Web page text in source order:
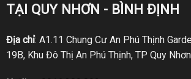
TẠI QUY NHƠN - BÌNH ĐỊNH
Địa chỉ: A1.11 Chung Cư An Phú Thịnh
19B, Khu Đô Thị An Phú Thịnh, TP Quy